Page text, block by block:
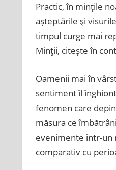
Practic, în minţile
aşteptările şi
timpul curge mai
Minţii, citeşte în
Oamenii mai în
sentiment îl
fenomen care
măsura ce
evenimente într-un
comparativ cu